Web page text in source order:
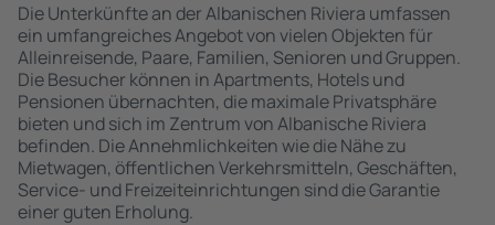
Die Unterkünfte an der Albanischen Riviera umfassen
ein umfangreiches Angebot von vielen Objekten für
Alleinreisende, Paare, Familien, Senioren und Gruppen.
Die Besucher können in Apartments, Hotels und
Pensionen übernachten, die maximale Privatsphäre
bieten und sich im Zentrum von Albanische Riviera
befinden. Die Annehmlichkeiten wie die Nähe zu
Mietwagen, öffentlichen Verkehrsmitteln, Geschäften,
Service- und Freizeiteinrichtungen sind die Garantie
einer guten Erholung.